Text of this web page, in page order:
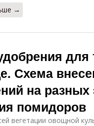
→
для
Схема
на разных
помидоров
вегетации овощной